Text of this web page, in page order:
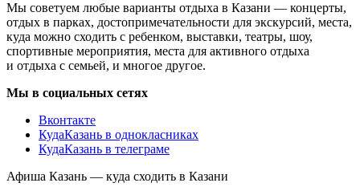
Мы советуем любые варианты отдыха в Казани — концерты,
отдых в парках, достопримечательности для экскурсий, места,
куда можно сходить с ребенком, выставки, театры, шоу,
спортивные мероприятия, места для активного отдыха
и отдыха с семьей, и многое другое.
Мы в социальных сетях
Вконтакте
КудаКазань в однокласниках
КудаКазань в телеграме
Афиша Казань — куда сходить в Казани